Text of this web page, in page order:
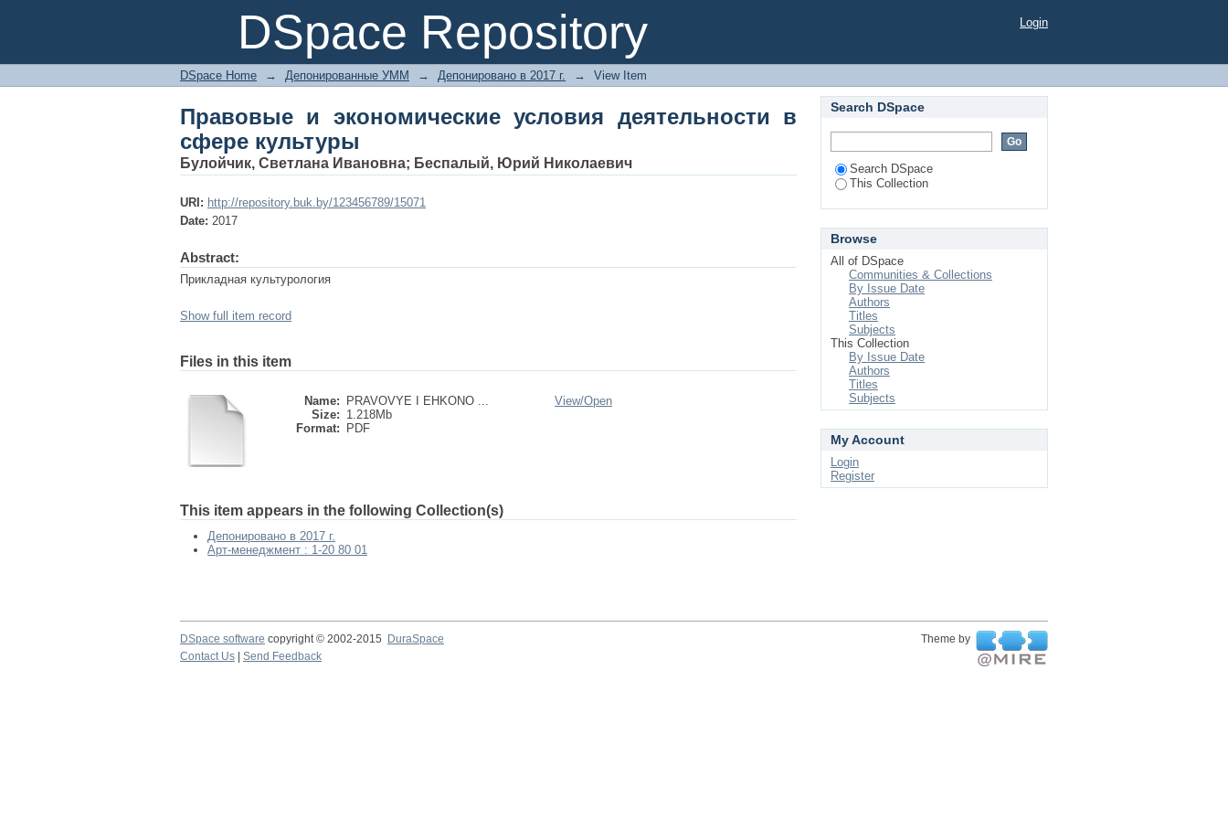
DSpace Repository
Правовые и экономические условия деятельности в сфере культуры Login
DSpace Home → Депонированные УММ → Депонировано в 2017 г. → View Item
Правовые и экономические условия деятельности в
сфере культуры
Булойчик, Светлана Ивановна; Беспалый, Юрий Николаевич
URI: http://repository.buk.by/123456789/15071
Date: 2017
Abstract:
Прикладная культурология
Show full item record
Files in this item
Name:
PRAVOVYE I EHKONO ...
Size: 1.218Mb
Format:
PDF
View/Open
This item appears in the following Collection(s)
Депонировано в 2017 г.
Арт-менеджмент : 1-20 80 01
Search DSpace
Search DSpace
This Collection
Browse
All of DSpace
Communities & Collections
By Issue Date
Authors
Titles
Subjects
This Collection
By Issue Date
Authors
Titles
Subjects
My Account
Login
Register
DSpace software copyright © 2002-2015 DuraSpace
Theme by
Contact Us
Send Feedback